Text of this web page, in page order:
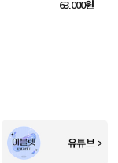
63,000원